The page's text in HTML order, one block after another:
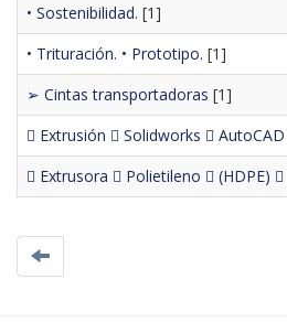
• Sostenibilidad. [1]
• Trituración. • Prototipo. [1]
➢ Cintas transportadoras [1]
 Extrusión  Solidworks  AutoCAD
 Extrusora  Polietileno  (HDPE) 